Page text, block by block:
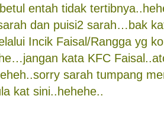
entah tidak
dan puisi2 sarah…bak
Incik Faisal/Rangga yg
kata KFC
sarah tumpang
kat sini..hehehe..